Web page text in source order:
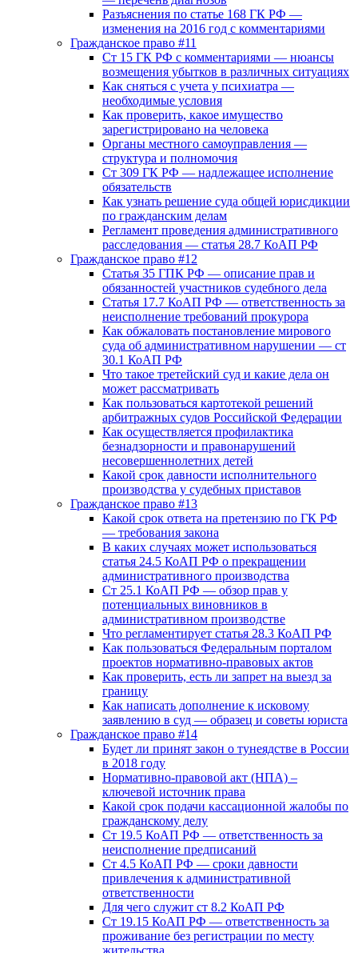
Разъяснения по статье 168 ГК РФ —
изменения на 2016 год с комментариями
Гражданское право #11
Ст 15 ГК РФ с комментариями — нюансы
возмещения убытков в различных ситуациях
Как сняться с учета у психиатра —
необходимые условия
Как проверить, какое имущество
зарегистрировано на человека
Органы местного самоуправления —
структура и полномочия
Ст 309 ГК РФ — надлежащее исполнение
обязательств
Как узнать решение суда общей юрисдикции
по гражданским делам
Регламент проведения административного
расследования — статья 28.7 КоАП РФ
Гражданское право #12
Статья 35 ГПК РФ — описание прав и
обязанностей участников судебного дела
Статья 17.7 КоАП РФ — ответственность за
неисполнение требований прокурора
Как обжаловать постановление мирового
суда об административном нарушении — ст
30.1 КоАП РФ
Что такое третейский суд и какие дела он
может рассматривать
Как пользоваться картотекой решений
арбитражных судов Российской Федерации
Как осуществляется профилактика
безнадзорности и правонарушений
несовершеннолетних детей
Какой срок давности исполнительного
производства у судебных приставов
Гражданское право #13
Какой срок ответа на претензию по ГК РФ
— требования закона
В каких случаях может использоваться
статья 24.5 КоАП РФ о прекращении
административного производства
Ст 25.1 КоАП РФ — обзор прав у
потенциальных виновников в
административном производстве
Что регламентирует статья 28.3 КоАП РФ
Как пользоваться Федеральным порталом
проектов нормативно-правовых актов
Как проверить, есть ли запрет на выезд за
границу
Как написать дополнение к исковому
заявлению в суд — образец и советы юриста
Гражданское право #14
Будет ли принят закон о тунеядстве в России
в 2018 году
Нормативно-правовой акт (НПА) –
ключевой источник права
Какой срок подачи кассационной жалобы по
гражданскому делу
Ст 19.5 КоАП РФ — ответственность за
неисполнение предписаний
Ст 4.5 КоАП РФ — сроки давности
привлечения к административной
ответственности
Для чего служит ст 8.2 КоАП РФ
Ст 19.15 КоАП РФ — ответственность за
проживание без регистрации по месту
жительства